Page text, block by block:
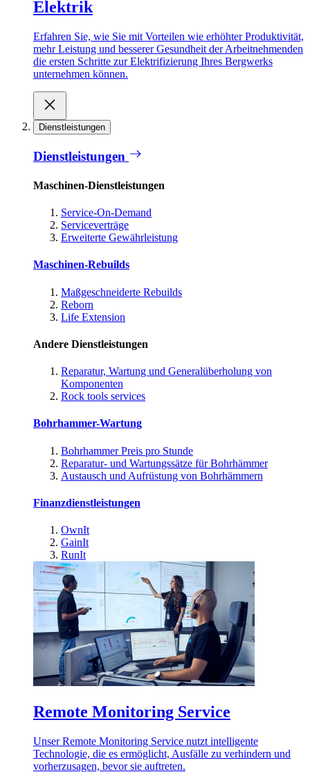
Elektrik
Erfahren Sie, wie Sie mit Vorteilen wie erhöhter Produktivität,
mehr Leistung und besserer Gesundheit der Arbeitnehmenden
die ersten Schritte zur Elektrifizierung Ihres Bergwerks
unternehmen können.
Dienstleistungen
Dienstleistungen
Maschinen-Dienstleistungen
Service-On-Demand
Serviceverträge
Erweiterte Gewährleistung
Maschinen-Rebuilds
Maßgeschneiderte Rebuilds
Reborn
Life Extension
Andere Dienstleistungen
Reparatur, Wartung und Generalüberholung von
Komponenten
Rock tools services
Bohrhammer-Wartung
Bohrhammer Preis pro Stunde
Reparatur- und Wartungssätze für Bohrhämmer
Austausch und Aufrüstung von Bohrhämmern
Finanzdienstleistungen
OwnIt
GainIt
RunIt
Remote Monitoring Service
Unser Remote Monitoring Service nutzt intelligente
Technologie, die es ermöglicht, Ausfälle zu verhindern und
vorherzusagen, bevor sie auftreten.